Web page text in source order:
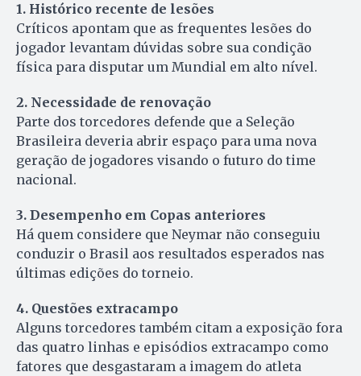
1. Histórico recente de lesões
Críticos apontam que as frequentes lesões do
jogador levantam dúvidas sobre sua condição
física para disputar um Mundial em alto nível.
2. Necessidade de renovação
Parte dos torcedores defende que a Seleção
Brasileira deveria abrir espaço para uma nova
geração de jogadores visando o futuro do time
nacional.
3. Desempenho em Copas anteriores
Há quem considere que Neymar não conseguiu
conduzir o Brasil aos resultados esperados nas
últimas edições do torneio.
4. Questões extracampo
Alguns torcedores também citam a exposição fora
das quatro linhas e episódios extracampo como
fatores que desgastaram a imagem do atleta